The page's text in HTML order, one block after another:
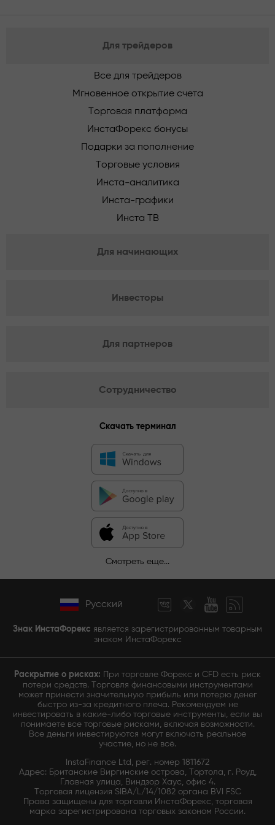
Для трейдеров
Все для трейдеров
Мгновенное открытие счета
Торговая платформа
ИнстаФорекс бонусы
Подарки за пополнение
Торговые условия
Инста-аналитика
Инста-графики
Инста ТВ
Для начинающих
Инвесторы
Для партнеров
Сотрудничество
Скачать терминал
Смотреть еще...
Русский
Знак ИнстаФорекс является зарегистрированным товарным
знаком ИнстаФорекс
Раскрытие о рисках: При торговле Форекс и CFD есть риск
потери средств. Торговля финансовыми инструментами
может принести значительную прибыль или потерю денег
быстро из-за кредитного плеча. Рекомендуем не
инвестировать в какие-либо торговые инструменты, если вы
понимаете все торговые рисками, включая возможности.
Все деньги инвестируются могут включать реальное
участие, но не всё.
InstaFinance Ltd, рег. номер 1811672
Адрес: Британские Виргинские острова, Тортола, г. Роуд,
Главная улица, Виндзор Хаус, офис 4.
Торговая лицензия SIBA/L/14/1082 органа BVI FSC
Права защищены для торговли ИнстаФорекс, торговая
марка зарегистрирована торговых законом России.